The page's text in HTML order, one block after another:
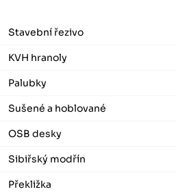
Stavební řezivo
KVH hranoly
Palubky
Sušené a hoblované
OSB desky
Sibiřský modřín
Překližka